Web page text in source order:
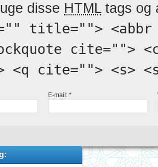
disse HTMLtags og
title="">
cite="">
<q cite=""> <s>
E-mail:*